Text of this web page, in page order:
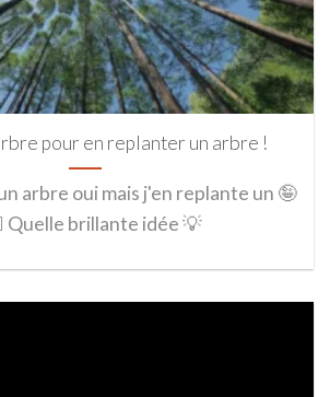
pour en replanter un arbre !
arbre oui mais j'en replante un 🤪
Quelle brillante idée 💡